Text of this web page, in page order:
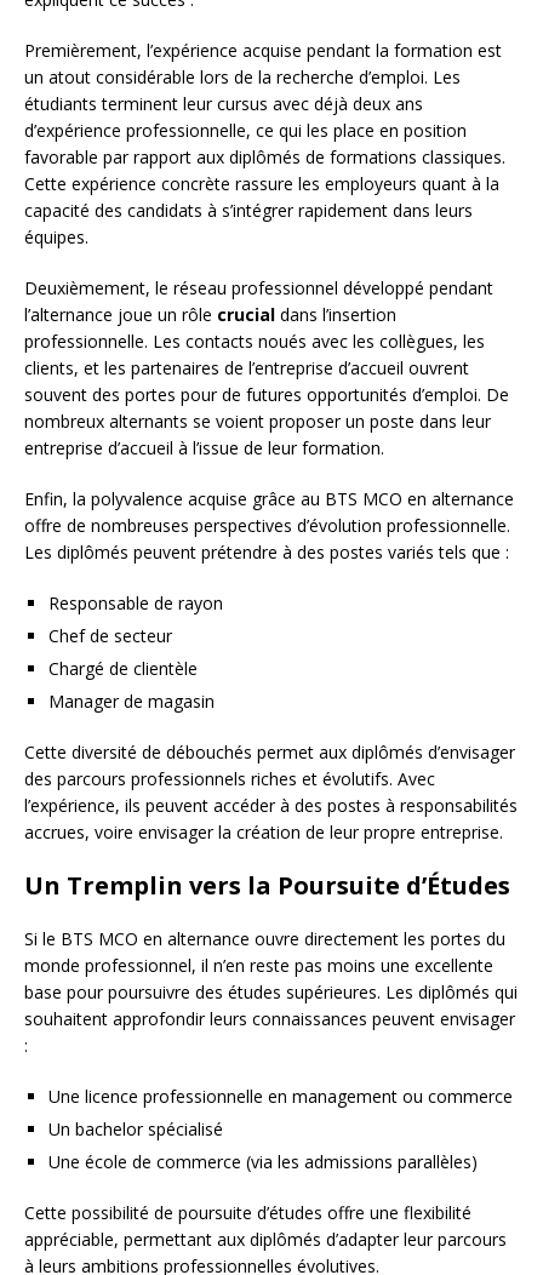
Premièrement, l’expérience acquise pendant la formation est
un atout considérable lors de la recherche d’emploi. Les
étudiants terminent leur cursus avec déjà deux ans
d’expérience professionnelle, ce qui les place en position
favorable par rapport aux diplômés de formations classiques.
Cette expérience concrète rassure les employeurs quant à la
capacité des candidats à s’intégrer rapidement dans leurs
équipes.
Deuxièmement, le réseau professionnel développé pendant
l’alternance joue un rôle crucial dans l’insertion
professionnelle. Les contacts noués avec les collègues, les
clients, et les partenaires de l’entreprise d’accueil ouvrent
souvent des portes pour de futures opportunités d’emploi. De
nombreux alternants se voient proposer un poste dans leur
entreprise d’accueil à l’issue de leur formation.
Enfin, la polyvalence acquise grâce au BTS MCO en alternance
offre de nombreuses perspectives d’évolution professionnelle.
Les diplômés peuvent prétendre à des postes variés tels que :
Responsable de rayon
Chef de secteur
Chargé de clientèle
Manager de magasin
Cette diversité de débouchés permet aux diplômés d’envisager
des parcours professionnels riches et évolutifs. Avec
l’expérience, ils peuvent accéder à des postes à responsabilités
accrues, voire envisager la création de leur propre entreprise.
Un Tremplin vers la Poursuite d’Études
Si le BTS MCO en alternance ouvre directement les portes du
monde professionnel, il n’en reste pas moins une excellente
base pour poursuivre des études supérieures. Les diplômés qui
souhaitent approfondir leurs connaissances peuvent envisager
:
Une licence professionnelle en management ou commerce
Un bachelor spécialisé
Une école de commerce (via les admissions parallèles)
Cette possibilité de poursuite d’études offre une flexibilité
appréciable, permettant aux diplômés d’adapter leur parcours
à leurs ambitions professionnelles évolutives.